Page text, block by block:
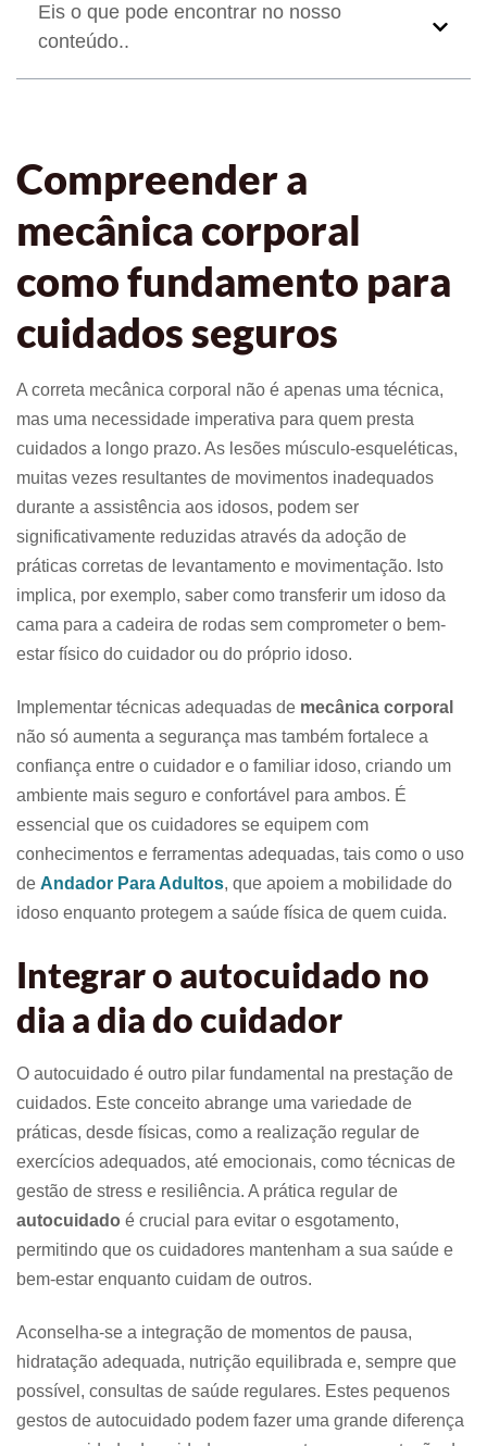
Eis o que pode encontrar no nosso
conteúdo..
Compreender a
mecânica corporal
como fundamento para
cuidados seguros
A correta mecânica corporal não é apenas uma técnica,
mas uma necessidade imperativa para quem presta
cuidados a longo prazo. As lesões músculo-esqueléticas,
muitas vezes resultantes de movimentos inadequados
durante a assistência aos idosos, podem ser
significativamente reduzidas através da adoção de
práticas corretas de levantamento e movimentação. Isto
implica, por exemplo, saber como transferir um idoso da
cama para a cadeira de rodas sem comprometer o bem-
estar físico do cuidador ou do próprio idoso.
Implementar técnicas adequadas de mecânica corporal
não só aumenta a segurança mas também fortalece a
confiança entre o cuidador e o familiar idoso, criando um
ambiente mais seguro e confortável para ambos. É
essencial que os cuidadores se equipem com
conhecimentos e ferramentas adequadas, tais como o uso
de Andador Para Adultos, que apoiem a mobilidade do
idoso enquanto protegem a saúde física de quem cuida.
Integrar o autocuidado no
dia a dia do cuidador
O autocuidado é outro pilar fundamental na prestação de
cuidados. Este conceito abrange uma variedade de
práticas, desde físicas, como a realização regular de
exercícios adequados, até emocionais, como técnicas de
gestão de stress e resiliência. A prática regular de
autocuidado é crucial para evitar o esgotamento,
permitindo que os cuidadores mantenham a sua saúde e
bem-estar enquanto cuidam de outros.
Aconselha-se a integração de momentos de pausa,
hidratação adequada, nutrição equilibrada e, sempre que
possível, consultas de saúde regulares. Estes pequenos
gestos de autocuidado podem fazer uma grande diferença